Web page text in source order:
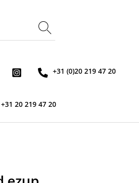
+31 (0)20 219 47 20
+31 20 219 47 20